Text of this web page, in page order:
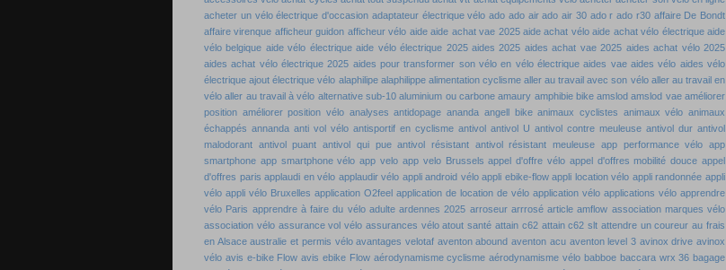
acheter un vélo électrique d'occasion adaptateur électrique vélo ado ado air ado air 30 ado r ado r30 affaire De Bondt
affaire virenque afficheur guidon afficheur vélo aide aide achat vae 2025 aide achat vélo aide achat vélo électrique aide
vélo belgique aide vélo électrique aide vélo électrique 2025 aides 2025 aides achat vae 2025 aides achat vélo 2025
aides achat vélo électrique 2025 aides pour transformer son vélo en vélo électrique aides vae aides vélo aides vélo
électrique ajout électrique vélo alaphilipe alaphilippe alimentation cyclisme aller au travail avec son vélo aller au travail en
vélo aller au travail à vélo alternative sub-10 aluminium ou carbone amaury amphibie bike amslod amslod vae améliorer
position améliorer position vélo analyses antidopage ananda angell bike animaux cyclistes animaux vélo animaux
échappés annanda anti vol vélo antisportif en cyclisme antivol antivol U antivol contre meuleuse antivol dur antivol
malodorant antivol puant antivol qui pue antivol résistant antivol résistant meuleuse app performance vélo app
smartphone app smartphone vélo app velo app velo Brussels appel d'offre vélo appel d'offres mobilité douce appel
d'offres paris applaudi en vélo applaudir vélo appli android vélo appli ebike-flow appli location vélo appli randonnée appli
vélo appli vélo Bruxelles application O2feel application de location de vélo application vélo applications vélo apprendre
vélo Paris apprendre à faire du vélo adulte ardennes 2025 arroseur arrrosé article amflow association marques vélo
association vélo assurance vol vélo assurances vélo atout santé attain c62 attain c62 slt attendre un coureur au frais
en Alsace australie et permis vélo avantages velotaf aventon abound aventon acu aventon level 3 avinox drive avinox
vélo avis e-bike Flow avis ebike Flow aérodynamisme cyclisme aérodynamisme vélo babboe baccara wrx 36 bagage